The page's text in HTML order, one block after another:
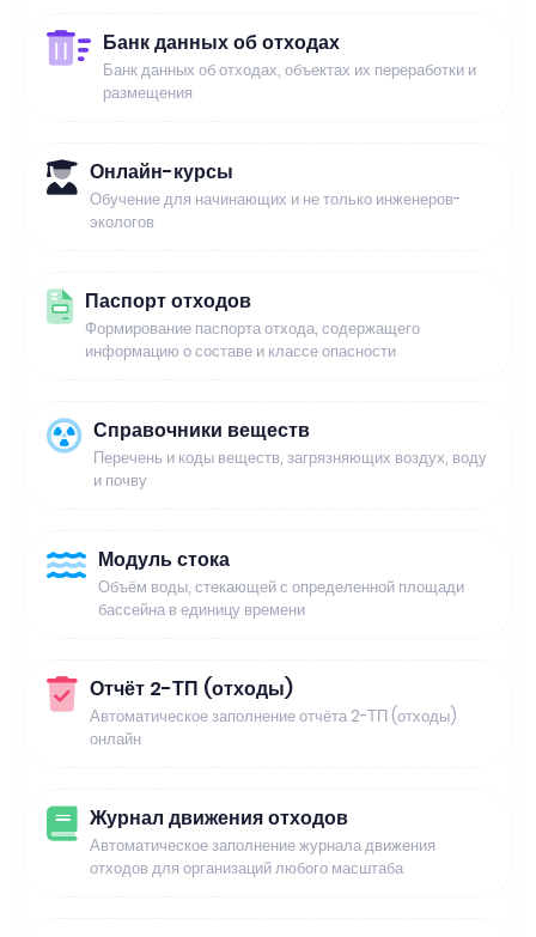
Банк данных об отходах
Банк данных об отходах, объектах их переработки и
размещения
Онлайн-курсы
Обучение для начинающих и не только инженеров-
экологов
Паспорт отходов
Формирование паспорта отхода, содержащего
информацию о составе и классе опасности
Справочники веществ
Перечень и коды веществ, загрязняющих воздух, воду
и почву
Модуль стока
Объём воды, стекающей с определенной площади
бассейна в единицу времени
Отчёт 2-ТП (отходы)
Автоматическое заполнение отчёта 2-ТП (отходы)
онлайн
Журнал движения отходов
Автоматическое заполнение журнала движения
отходов для организаций любого масштаба